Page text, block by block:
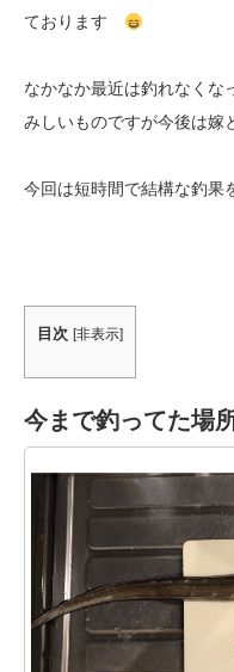
ております
なかなか最近は釣れなくな
みしいものですが今後は嫁
今回は短時間で結構な釣
目次 [非表示]
今まで釣ってた場